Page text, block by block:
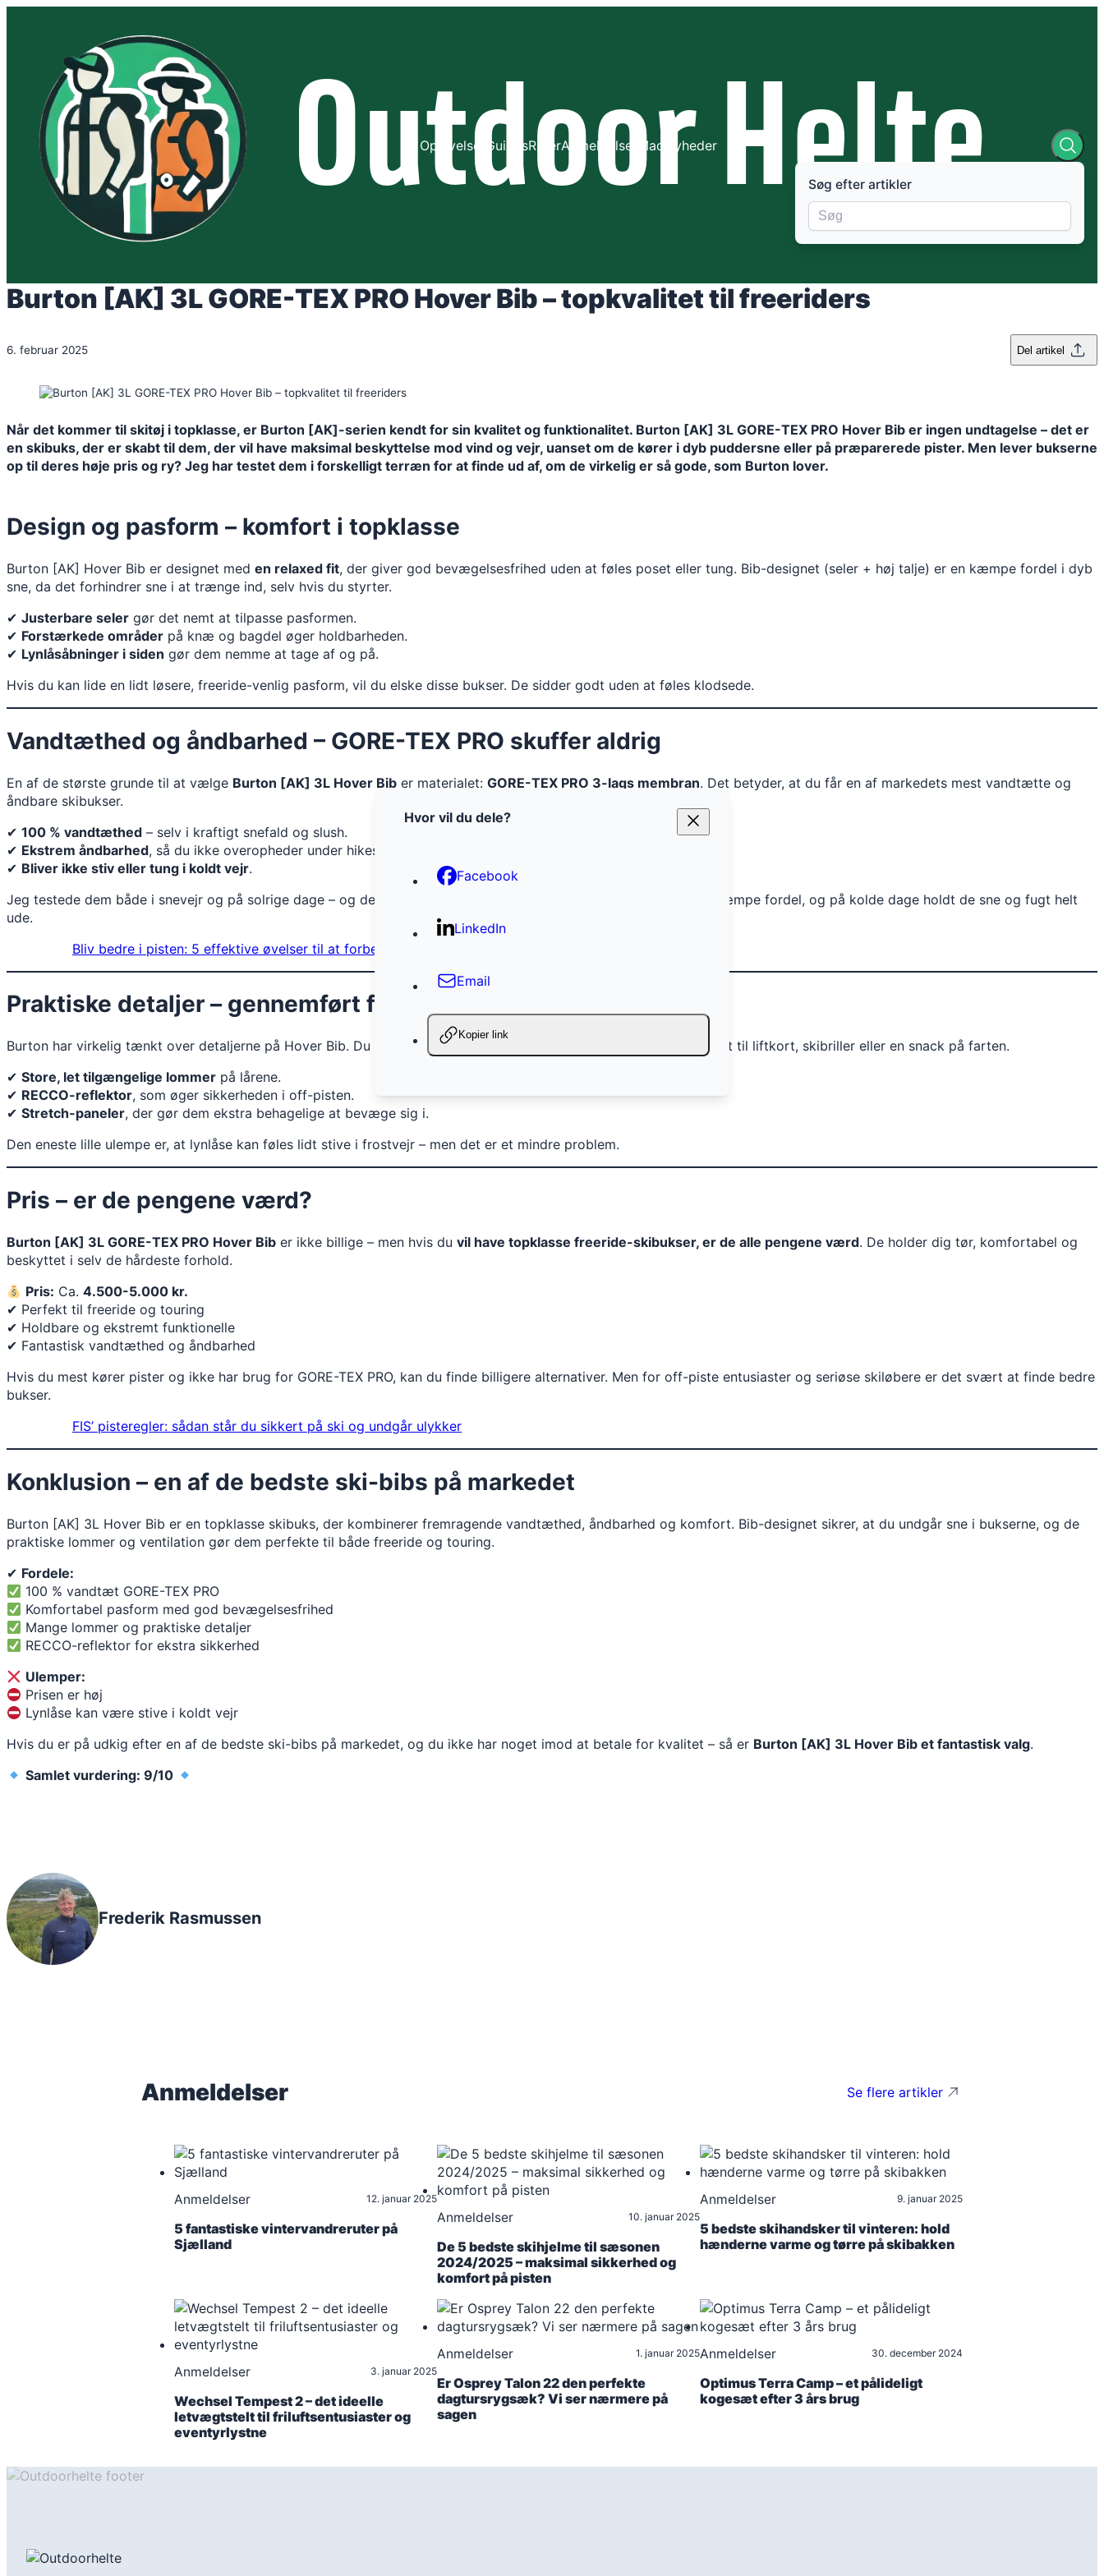
Oplevelser GuidesRuterAnmeldelser Mad Nyheder
Søg efter artikler
Burton [AK] 3L GORE-TEX PRO Hover Bib – topkvalitet til freeriders
6. februar 2025 Del artikel
Hvor vil du dele?
Facebook
LinkedIn
Email
Kopier link
Når det kommer til skitøj i topklasse, er Burton [AK]-serien kendt for sin kvalitet og funktionalitet. Burton [AK] 3L GORE-TEX PRO Hover Bib er ingen undtagelse – det er
en skibuks, der er skabt til dem, der vil have maksimal beskyttelse mod vind og vejr, uanset om de kører i dyb puddersne eller på præparerede pister. Men lever bukserne
op til deres høje pris og ry? Jeg har testet dem i forskelligt terræn for at finde ud af, om de virkelig er så gode, som Burton lover.
Design og pasform – komfort i topklasse
Burton [AK] Hover Bib er designet med en relaxed fit, der giver god bevægelsesfrihed uden at føles poset eller tung. Bib-designet (seler + høj talje) er en kæmpe fordel i dyb
sne, da det forhindrer sne i at trænge ind, selv hvis du styrter.
✔ Justerbare seler gør det nemt at tilpasse pasformen.
✔ Forstærkede områder på knæ og bagdel øger holdbarheden.
✔ Lynlåsåbninger i siden gør dem nemme at tage af og på.
Hvis du kan lide en lidt løsere, freeride-venlig pasform, vil du elske disse bukser. De sidder godt uden at føles klodsede.
Vandtæthed og åndbarhed – GORE-TEX PRO skuffer aldrig
En af de største grunde til at vælge Burton [AK] 3L Hover Bib er materialet: GORE-TEX PRO 3-lags membran. Det betyder, at du får en af markedets mest vandtætte og
åndbare skibukser.
✔ 100 % vandtæthed – selv i kraftigt snefald og slush.
✔ Ekstrem åndbarhed, så du ikke overopheder under hikes eller på varme dage.
✔ Bliver ikke stiv eller tung i koldt vejr.
Jeg testede dem både i snevejr og på solrige dage – og de leverede. På varme dage var ventilationslynlåsene en kæmpe fordel, og på kolde dage holdt de sne og fugt helt
ude.
Bliv bedre i pisten: 5 effektive øvelser til at forbedre din skiteknik
Praktiske detaljer – gennemført funktionalitet
Burton har virkelig tænkt over detaljerne på Hover Bib. Du får masser af lommer
, der er lette at komme til – perfekt til liftkort, skibriller eller en snack på farten.
✔ Store, let tilgængelige lommer på lårene.
✔ RECCO-reflektor, som øger sikkerheden i off-pisten.
✔ Stretch-paneler, der gør dem ekstra behagelige at bevæge sig i.
Den eneste lille ulempe er, at lynlåse kan føles lidt stive i frostvejr – men det er et mindre problem.
Pris – er de pengene værd?
Burton [AK] 3L GORE-TEX PRO Hover Bib er ikke billige – men hvis du vil have topklasse freeride-skibukser, er de alle pengene værd. De holder dig tør, komfortabel og
beskyttet i selv de hårdeste forhold.
Pris: Ca.4.500-5.000 kr.
✔ Perfekt til freeride og touring
✔ Holdbare og ekstremt funktionelle
✔ Fantastisk vandtæthed og åndbarhed
Hvis du mest kører pister og ikke har brug for GORE-TEX PRO, kan du finde billigere alternativer. Men for off-piste entusiaster og seriøse skiløbere er det svært at finde bedre
bukser.
FIS’ pisteregler: sådan står du sikkert på ski og undgår ulykker
Konklusion – en af de bedste ski-bibs på markedet
Burton [AK] 3L Hover Bib er en topklasse skibuks, der kombinerer fremragende vandtæthed, åndbarhed og komfort. Bib-designet sikrer, at du undgår sne i bukserne, og de
praktiske lommer og ventilation gør dem perfekte til både freeride og touring.
✔ Fordele:
100 % vandtæt GORE-TEX PRO
Komfortabel pasform med god bevægelsesfrihed
Mange lommer og praktiske detaljer
RECCO-reflektor for ekstra sikkerhed
Ulemper:
Prisen er høj
Lynlåse kan være stive i koldt vejr
Hvis du er på udkig efter en af de bedste ski-bibs på markedet, og du ikke har noget imod at betale for kvalitet – så er Burton [AK] 3L Hover Bib et fantastisk valg.
Samlet vurdering: 9/10
Frederik Rasmussen
Anmeldelser Se flere artikler
Anmeldelser 12. januar 2025
5 fantastiske vintervandreruter på
Sjælland
Anmeldelser 10. januar 2025
De 5 bedste skihjelme til sæsonen
2024/2025 – maksimal sikkerhed og
komfort på pisten
Anmeldelser 9. januar 2025
5 bedste skihandsker til vinteren: hold
hænderne varme og tørre på skibakken
Anmeldelser 3. januar 2025
Wechsel Tempest 2 – det ideelle
letvægtstelt til friluftsentusiaster og
eventyrlystne
Anmeldelser 1. januar 2025
Er Osprey Talon 22 den perfekte
dagtursrygsæk? Vi ser nærmere på
sagen
Anmeldelser 30. december 2024
Optimus Terra Camp – et pålideligt
kogesæt efter 3 års brug